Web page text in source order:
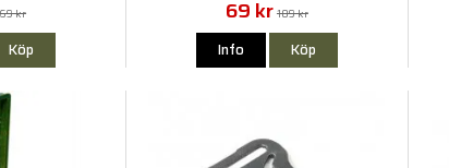
kr
Köp
69 kr 109 kr
Info Köp